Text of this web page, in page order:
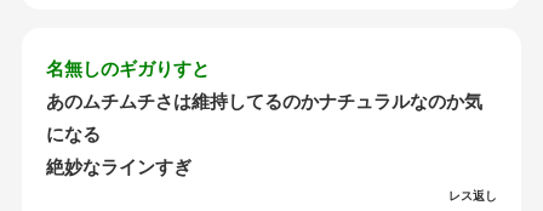
名無しのギガりすと
あのムチムチさは維持してるのかナチュラルなのか気
になる
絶妙なラインすぎ
レス返し